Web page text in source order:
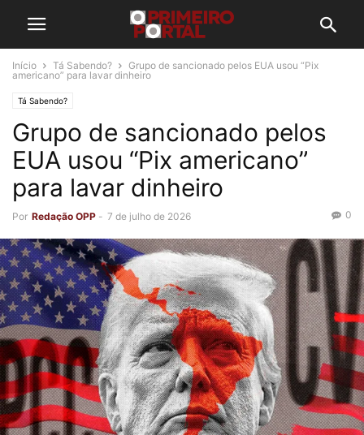
Início Tá Sabendo?
Grupo de sancionado pelos EUA usou “Pix
americano” para lavar dinheiro
Tá Sabendo?
Grupo de sancionado pelos
EUA usou “Pix americano”
para lavar dinheiro
Por Redação OPP - 7 de julho de 2026 0